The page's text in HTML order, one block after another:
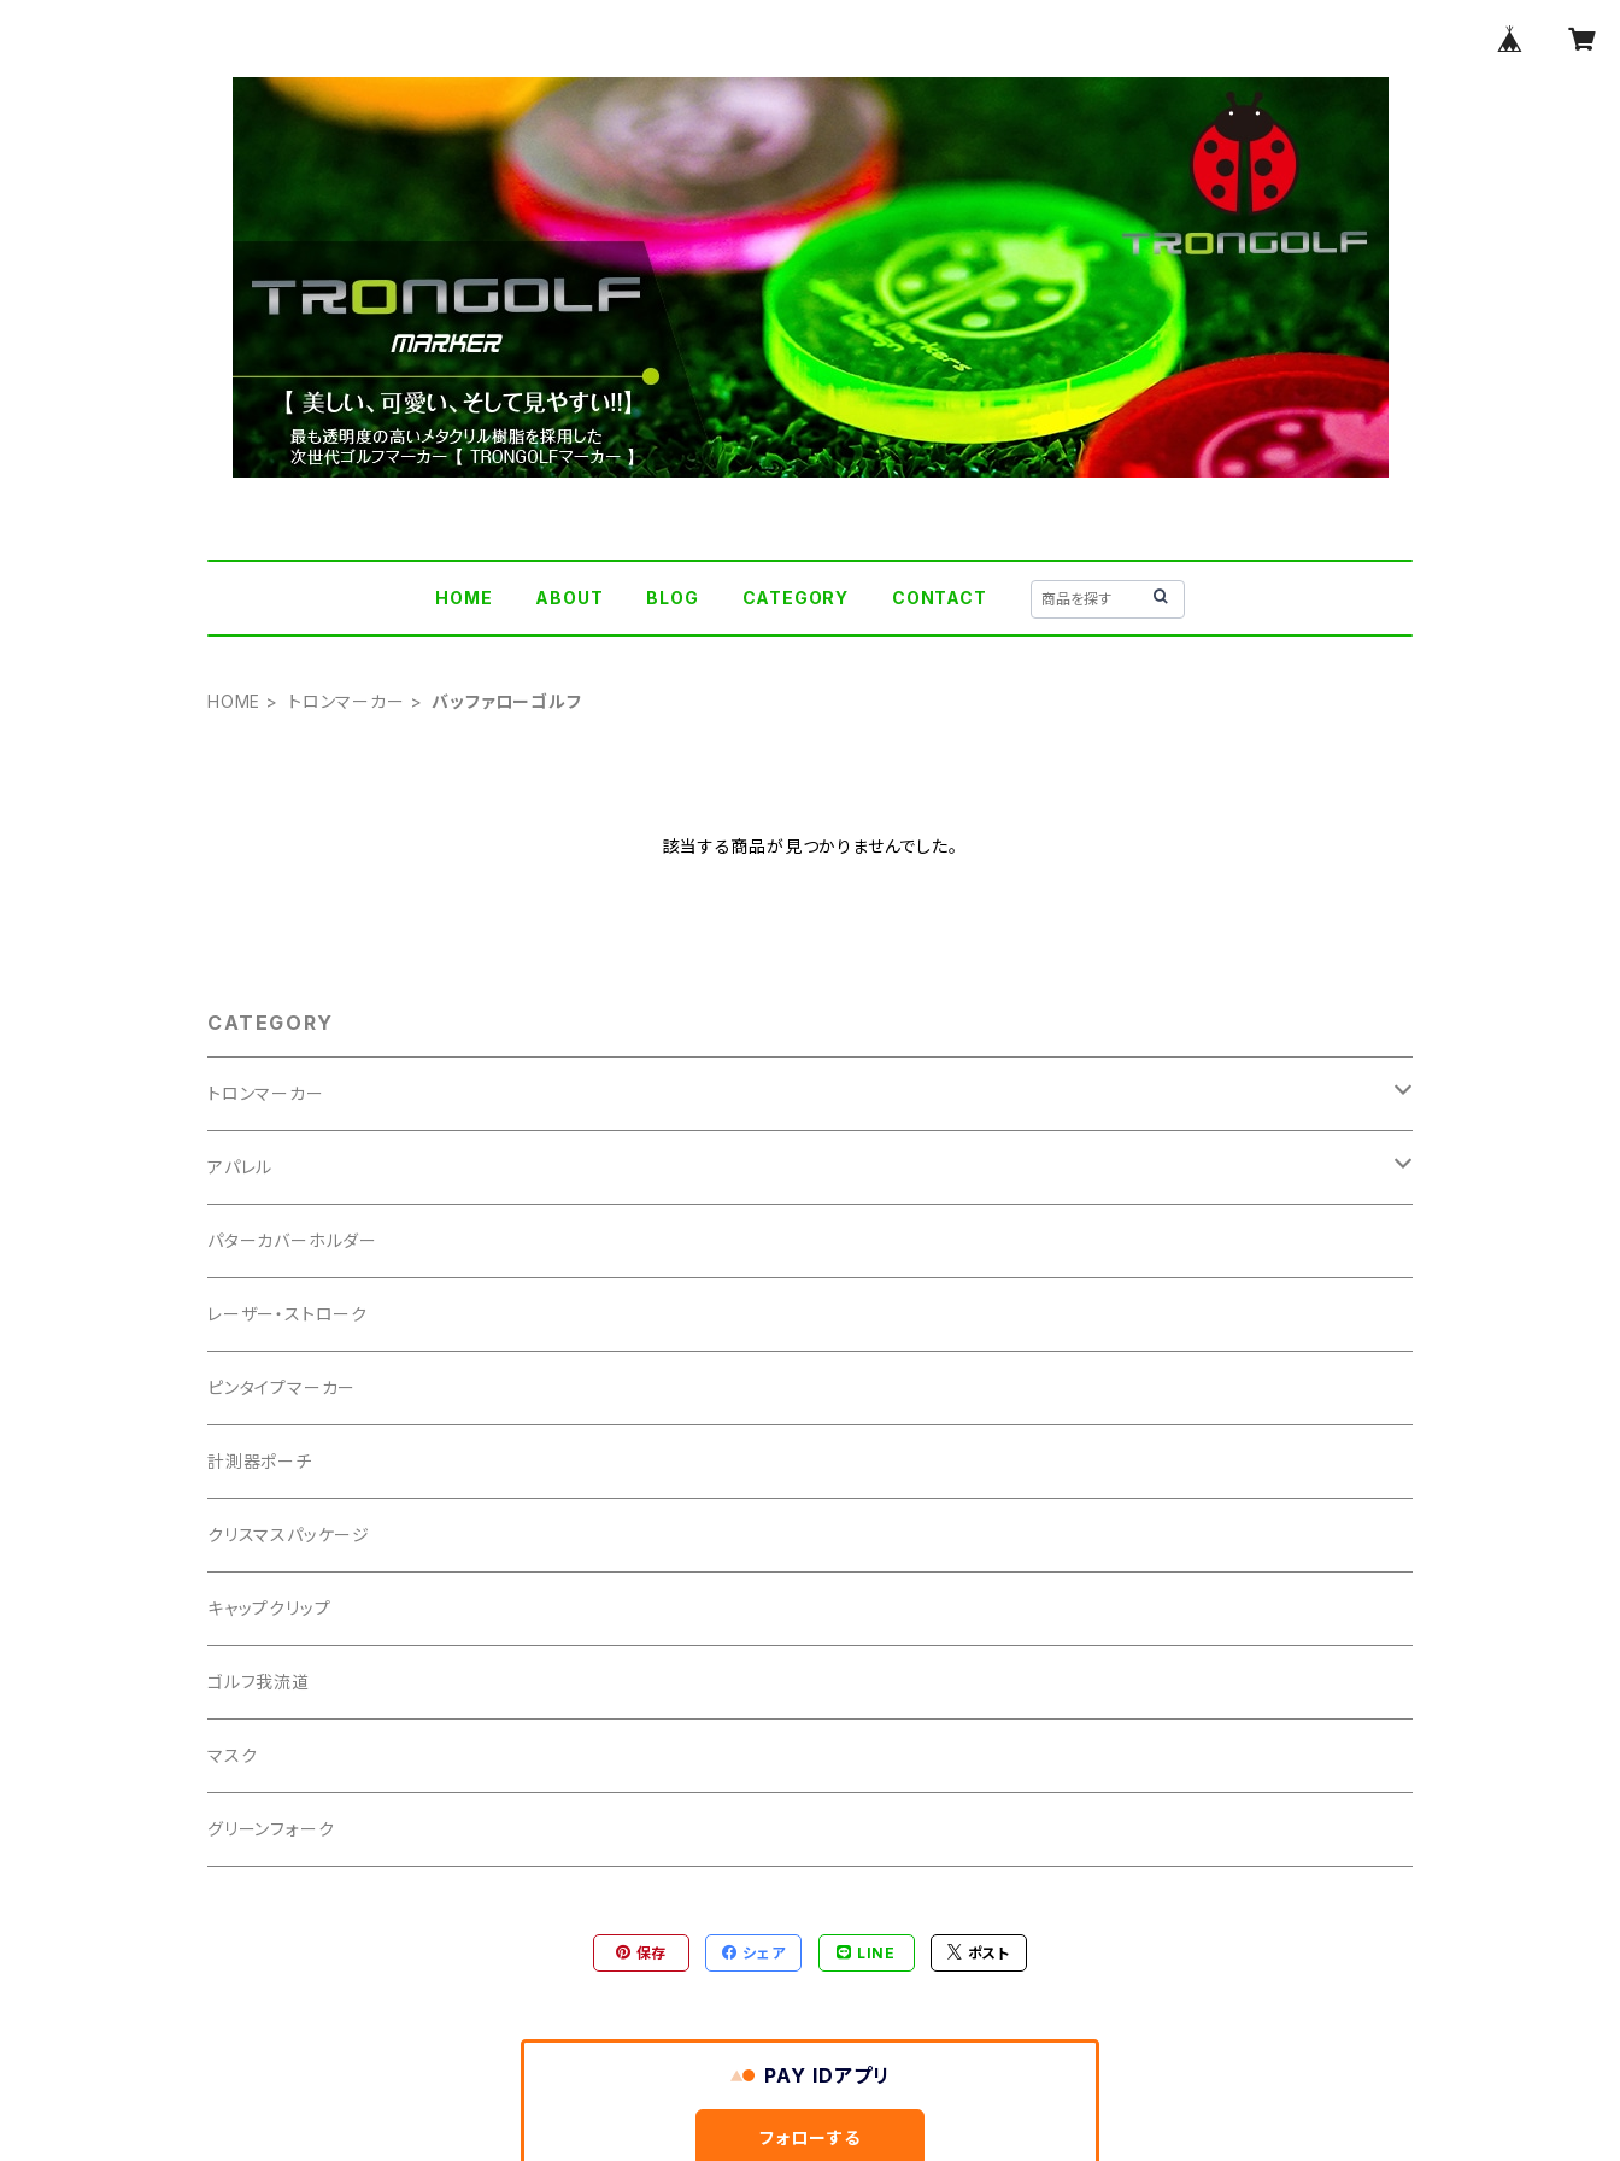
HOME ABOUT BLOG CATEGORY CONTACT
HOME トロンマーカー バッファローゴルフ
該当する商品が見つかりませんでした。
CATEGORY
トロンマーカー
パッケージ
ポケットタイプ
マグネットタイプ
ゆかちんまるマーカー
キャサリンマーカー
もちけんマーカー
バッファローゴルフ
アパレル
Tシャツ
パターカバーホルダー
レーザー・ストローク
ピンタイプマーカー
計測器ポーチ
クリスマスパッケージ
キャップクリップ
ゴルフ我流道
マスク
グリーンフォーク
保存 シェア LINE ポスト
PAY IDアプリ
フォローする